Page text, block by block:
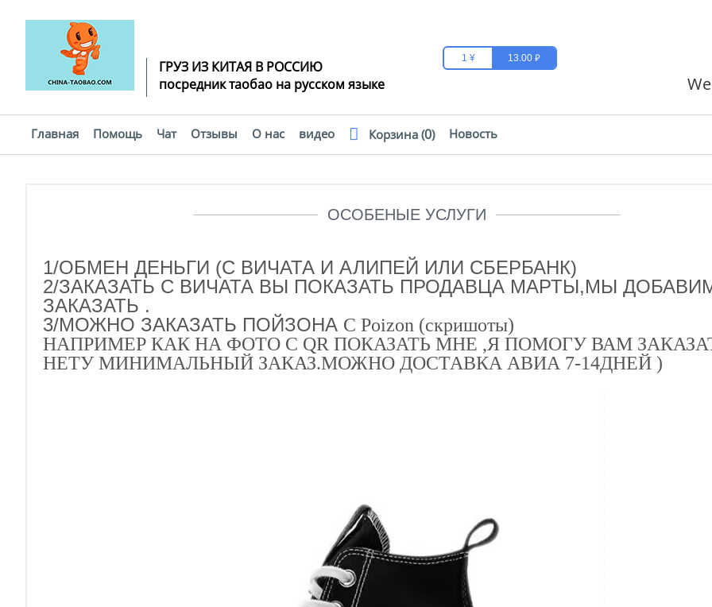
ГРУЗ ИЗ КИТАЯ В РОССИЮ
посредник таобао на русском языке
1 ¥ 13.00₽
Главная Помощь Чат Отзывы О нас видео Корзина (0) Новость
Помощь
ОСОБЕНЫЕ УСЛУГИ
1/ОБМЕН ДЕНЬГИ (С ВИЧАТА И АЛИПЕЙ ИЛИ СБЕРБАНК)
2/ЗАКАЗАТЬ С ВИЧАТА ВЫ ПОКАЗАТЬ ПРОДАВЦА МАРТЫ,МЫ
ЗАКАЗАТЬ .
3/МОЖНО ЗАКАЗАТЬ ПОЙЗОНА С Poizon (скришоты)
НАПРИМЕР КАК НА ФОТО С QR ПОКАЗАТЬ МНЕ ,Я ПОМОГУ ВАМ
НЕТУ МИНИМАЛЬНЫЙ ЗАКАЗ.МОЖНО ДОСТАВКА АВИА 7-14ДНЕЙ )